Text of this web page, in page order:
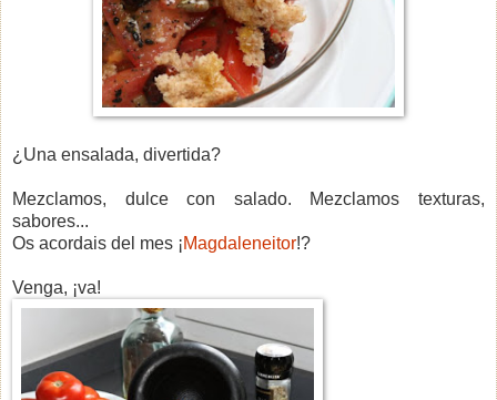
¿Una ensalada, divertida?
Mezclamos, dulce con salado. Mezclamos texturas,
sabores...
Os acordais del mes ¡Magdaleneitor!?
Venga, ¡va!